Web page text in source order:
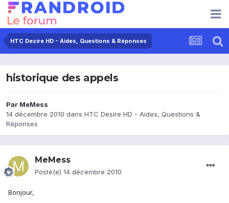
HTC Desire HD - Aides, Questions & Réponses
historique des appels
Par MeMess
14 décembre 2010 dans HTC Desire HD - Aides, Questions &
Réponses
MeMess
Posté(e) 14 décembre 2010
Bonjour,